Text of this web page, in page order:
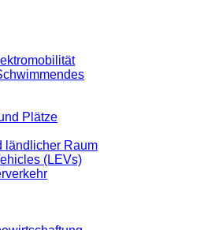
Plätze
ländlicher Raum
(LEVs)